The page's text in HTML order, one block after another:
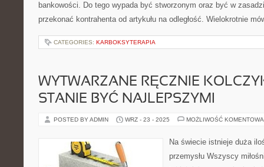
bankowości. Do tego wypada być stworzonym oraz być w
przekonać kontrahenta od artykułu na odległość. Wielokrotnie
CATEGORIES: KARBOKSYTERAPIA
WYTWARZANE RĘCZNIE
STANIE BYĆ NAJLEPSZYMI
POSTED BY ADMIN WRZ - 23 - 2025 MOŻLIWOŚĆ
Na świecie istnieje duża
przemysłu Wszyscy